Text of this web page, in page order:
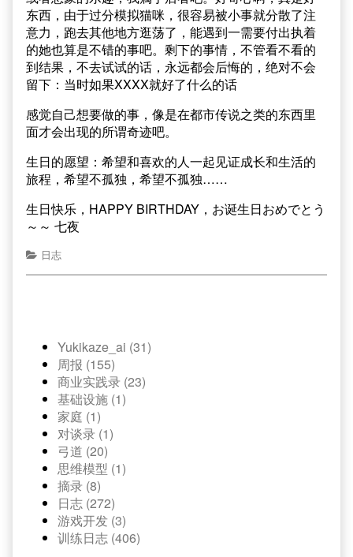
东西，由于过分模拟猫咪，很容易被小事就分散了注
意力，跑去其他地方逛荡了，能遇到一需要付出执着
的她也算是不错的事吧。剩下的事情，不管看不看的
到结果，不去试试的话，永远都会后悔的，绝对不会
留下：当时如果XXXX就好了什么的话
感觉自己想要做的事，像是在都市传说之类的东西里
面才会出现的所谓奇迹吧。
生日的愿望：希望和喜欢的人一起见证成长和生活的
旅程，希望不孤独，希望不孤独……
生日快乐，HAPPY BIRTHDAY，お诞生日おめでとう
～～ 七夜
日志
Yukikaze_ai (31)
周报 (155)
商业实践录 (23)
基础设施 (1)
家庭 (1)
对谈录 (1)
弓道 (20)
思维模型 (1)
摘录 (8)
日志 (272)
游戏开发 (3)
训练日志 (406)